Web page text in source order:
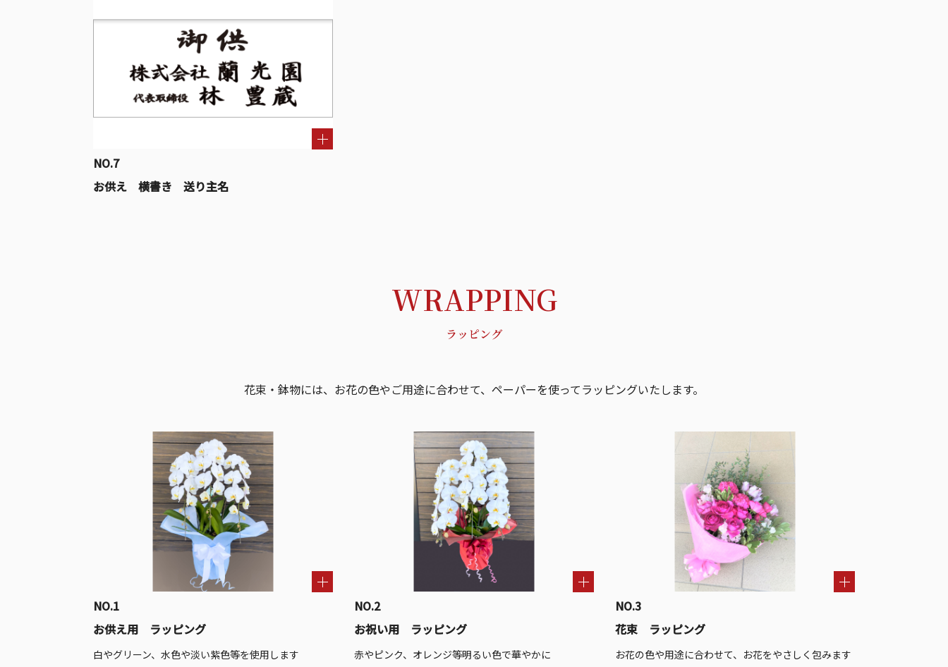
NO.7
お供え 横書き 送り主名
WRAPPING
ラッピング
花束・鉢物には、お花の色やご用途に合わせて、ペーパーを使ってラッピングいたします。
NO.1
お供え用 ラッピング
白やグリーン、水色や淡い紫色等を使用します
NO.2
お祝い用 ラッピング
赤やピンク、オレンジ等明るい色で華やかに
NO.3
花束 ラッピング
お花の色や用途に合わせて、お花をやさしく包みます